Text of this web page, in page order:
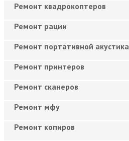
Ремонт квадрокоптеров
Ремонт рации
Ремонт портативной акустика
Ремонт принтеров
Ремонт сканеров
Ремонт мфу
Ремонт копиров